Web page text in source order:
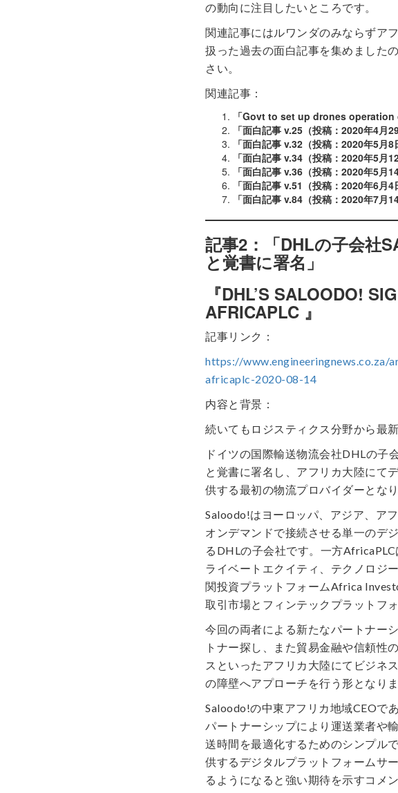
の動向に注目したいところです。
関連記事にはルワンダのみならずア
扱った過去の面白記事を集めました
さい。
関連記事：
「Govt to set up drones operation
「面白記事 v.25（投稿：2020年4月
「面白記事 v.32（投稿：2020年5月8
「面白記事 v.34（投稿：2020年5月
「面白記事 v.36（投稿：2020年5月
「面白記事 v.51（投稿：2020年6月
「面白記事 v.84（投稿：2020年7月
記事2：「DHLの子会社
と覚書に署名」
『DHL’S SALOODO!
AFRICAPLC 』
記事リンク：
https://
africaplc-2020-08-14
内容と背景：
続いてもロジスティクス分野から最
ドイツの国際輸送物流会社DHLの子
と覚書に署名し、アフリカ大陸にて
供する最初の物流プロバイダーとなり
Saloodo!はヨーロッパ、アジア、ア
オンデマンドで接続させる単一のデ
るDHLの子会社です。一方
ライベートエクイティ、テクノロジ
関投資プラットフォームAfrica
取引市場とフィンテックプラットフォ
今回の両者による新たなパートナー
トナー探し、また貿易金融や信頼性
スといったアフリカ大陸にてビジネ
の障壁へアプローチを行う形となりま
Saloodo!の中東アフリカ地域CEOで
パートナーシップにより運送業者や
送時間を最適化するためのシンプル
供するデジタルプラットフォームサ
るようになると強い期待を示すコメ